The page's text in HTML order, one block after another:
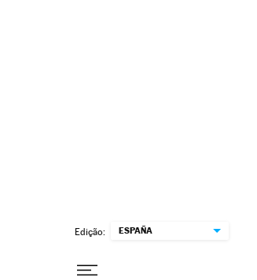
Edição: ESPAÑA